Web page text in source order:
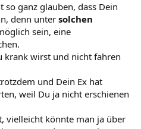
ganz glauben, dass Dein
denn unter solchen
sein, eine
krank wirst und nicht fahren
und Dein Ex hat
weil Du ja nicht erschienen
vielleicht könnte man ja über